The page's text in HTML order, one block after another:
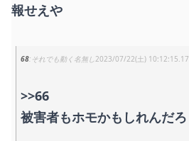
報せえや
68 それでも動く名無し 2023/07/22(土) 10:12:15.17
>>66
被害者もホモかもしれんだろ